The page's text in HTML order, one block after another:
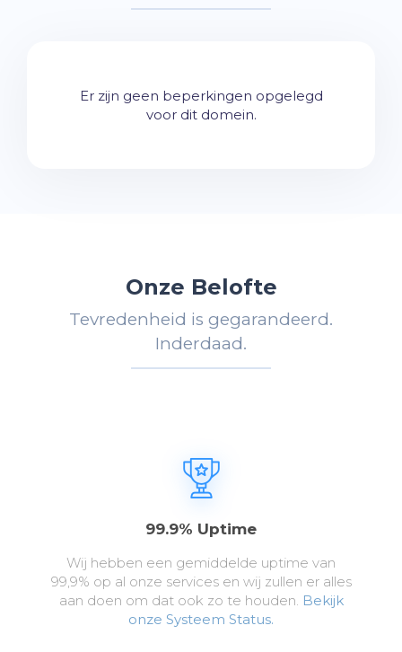
Er zijn geen beperkingen opgelegd
voor dit domein.
Onze Belofte
Tevredenheid is gegarandeerd.
Inderdaad.
99.9% Uptime
Wij hebben een gemiddelde uptime van
99,9% op al onze services en wij zullen er alles
aan doen om dat ook zo te houden. Bekijk
onze Systeem Status.